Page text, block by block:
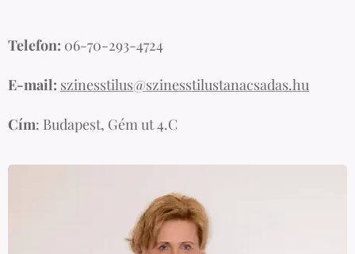
Telefon: 06-70-293-4724
E-mail: szinesstilus@szinesstilustanacsadas.hu
Cím: Budapest, Gém ut 4.C